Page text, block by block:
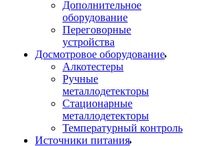
Дополнительное
оборудование
Переговорные
устройства
Досмотровое оборудование
Алкотестеры
Ручные
металлодетекторы
Стационарные
металлодетекторы
Температурный контроль
Источники питания